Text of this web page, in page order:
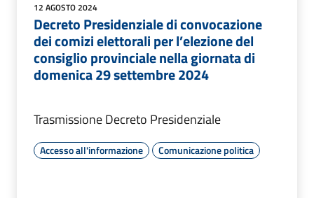
12 AGOSTO 2024
Decreto Presidenziale di convocazione
dei comizi elettorali per l’elezione del
consiglio provinciale nella giornata di
domenica 29 settembre 2024
Trasmissione Decreto Presidenziale
Accesso all'informazione Comunicazione politica